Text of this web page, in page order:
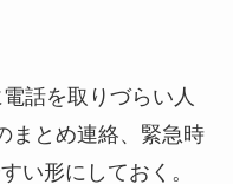
話を取りづらい人
まとめ連絡、緊急時
い形にしておく。